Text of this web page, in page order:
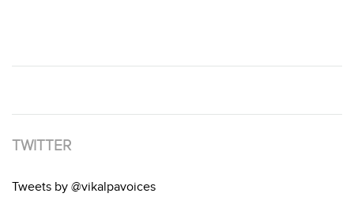
TWITTER
Tweets by @vikalpavoices